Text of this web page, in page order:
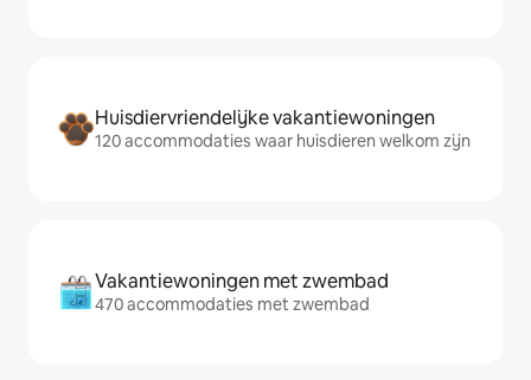
Huisdiervriendelijke vakantiewoningen
120 accommodaties waar huisdieren welkom zijn
Vakantiewoningen met zwembad
470 accommodaties met zwembad